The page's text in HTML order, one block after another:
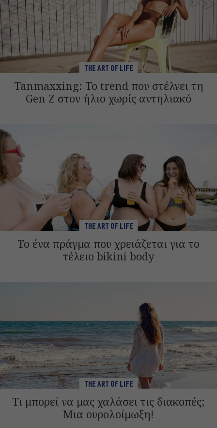
THE ART OF LIFE
Tanmaxxing: To trend που στέλνει τη
Gen Z στον ήλιο χωρίς αντηλιακό
THE ART OF LIFE
Το ένα πράγμα που χρειάζεται για το
τέλειο bikini body
THE ART OF LIFE
Τι μπορεί να μας χαλάσει τις διακοπές;
Μια ουρολοίμωξη!